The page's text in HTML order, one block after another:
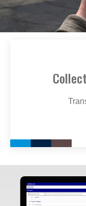
Image